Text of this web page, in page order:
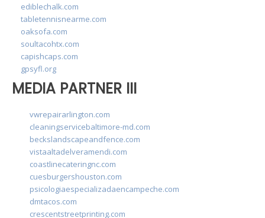
ediblechalk.com
tabletennisnearme.com
oaksofa.com
soultacohtx.com
capishcaps.com
gpsyfl.org
MEDIA PARTNER III
vwrepairarlington.com
cleaningservicebaltimore-md.com
beckslandscapeandfence.com
vistaaltadelveramendi.com
coastlinecateringnc.com
cuesburgershouston.com
psicologiaespecializadaencampeche.com
dmtacos.com
crescentstreetprinting.com